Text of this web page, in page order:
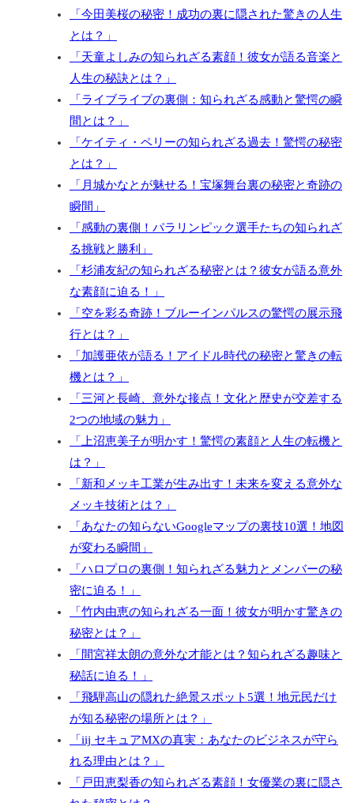
「今田美桜の秘密！成功の裏に隠された驚きの人生
とは？」
「天童よしみの知られざる素顔！彼女が語る音楽と
人生の秘訣とは？」
「ライブライブの裏側：知られざる感動と驚愕の瞬
間とは？」
「ケイティ・ペリーの知られざる過去！驚愕の秘密
とは？」
「月城かなとが魅せる！宝塚舞台裏の秘密と奇跡の
瞬間」
「感動の裏側！パラリンピック選手たちの知られざ
る挑戦と勝利」
「杉浦友紀の知られざる秘密とは？彼女が語る意外
な素顔に迫る！」
「空を彩る奇跡！ブルーインパルスの驚愕の展示飛
行とは？」
「加護亜依が語る！アイドル時代の秘密と驚きの転
機とは？」
「三河と長崎、意外な接点！文化と歴史が交差する
2つの地域の魅力」
「上沼恵美子が明かす！驚愕の素顔と人生の転機と
は？」
「新和メッキ工業が生み出す！未来を変える意外な
メッキ技術とは？」
「あなたの知らないGoogleマップの裏技10選！地図
が変わる瞬間」
「ハロプロの裏側！知られざる魅力とメンバーの秘
密に迫る！」
「竹内由恵の知られざる一面！彼女が明かす驚きの
秘密とは？」
「間宮祥太朗の意外な才能とは？知られざる趣味と
秘話に迫る！」
「飛騨高山の隠れた絶景スポット5選！地元民だけ
が知る秘密の場所とは？」
「iij セキュアMXの真実：あなたのビジネスが守ら
れる理由とは？」
「戸田恵梨香の知られざる素顔！女優業の裏に隠さ